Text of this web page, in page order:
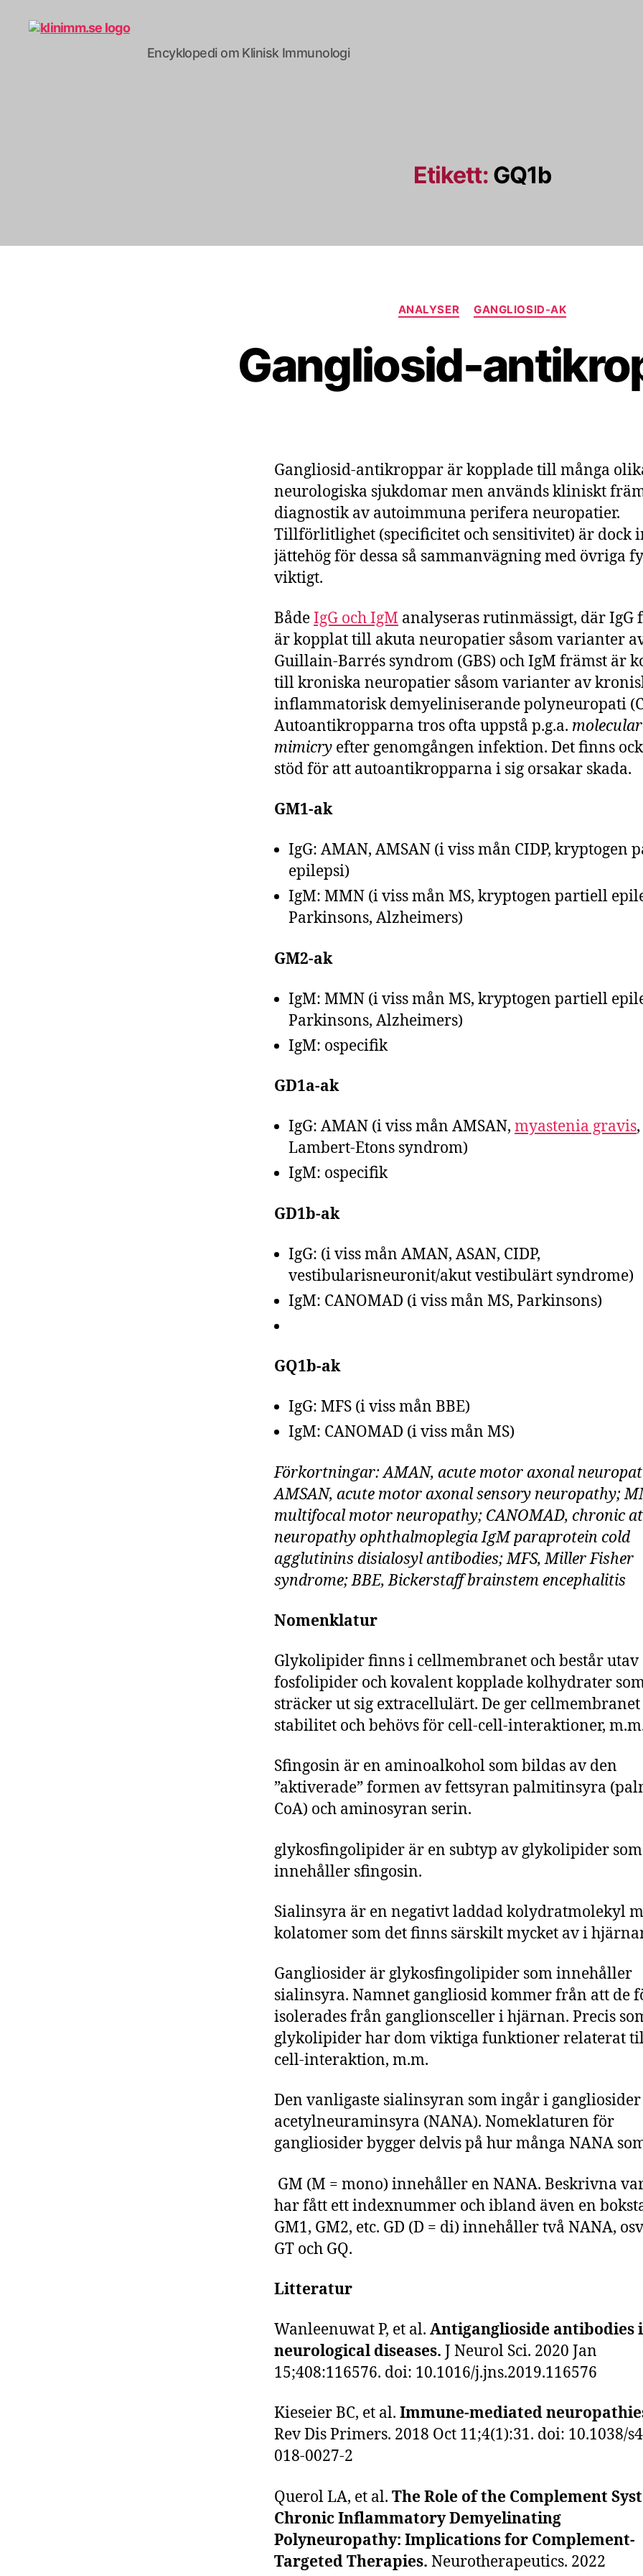
Encyklopedi om Klinisk Immunologi
Etikett: GQ1b
Kategorier
ANALYSER GANGLIOSID-AK
Gangliosid-
Gangliosid-antikroppar är kopplade till många
neurologiska sjukdomar men används kliniskt
diagnostik av autoimmuna perifera neuropatier.
Tillförlitlighet (specificitet och sensitivitet) är dock
jättehög för dessa så sammanvägning med övriga
viktigt.
BådeIgG och IgM analyseras rutinmässigt, där IgG
är kopplat till akuta neuropatier såsom varianter
Guillain-Barrés syndrom (GBS) och IgM främst är
till kroniska neuropatier såsom varianter av
inflammatorisk demyeliniserande polyneuropati
Autoantikropparna tros ofta uppstå p.g.a. molecular
mimicry efter genomgången infektion. Det finns
stöd för att autoantikropparna i sig orsakar skada.
GM1-ak
IgG: AMAN, AMSAN (i viss mån CIDP, kryptogen
epilepsi)
IgM: MMN (i viss mån MS, kryptogen partiell
Parkinsons, Alzheimers)
GM2-ak
IgM: MMN (i viss mån MS, kryptogen partiell
Parkinsons, Alzheimers)
IgM: ospecifik
GD1a-ak
IgG: AMAN (i viss mån AMSAN, myastenia gravis,
Lambert-Etons syndrom)
IgM: ospecifik
GD1b-ak
IgG: (i viss mån AMAN, ASAN, CIDP,
vestibularisneuronit/akut vestibulärt syndrome)
IgM: CANOMAD (i viss mån MS, Parkinsons)
GQ1b-ak
IgG: MFS (i viss mån BBE)
IgM: CANOMAD (i viss mån MS)
Förkortningar: AMAN, acute motor axonal
AMSAN, acute motor axonal sensory neuropathy;
multifocal motor neuropathy; CANOMAD, chronic
neuropathy ophthalmoplegia IgM paraprotein cold
agglutinins disialosyl antibodies; MFS, Miller Fisher
syndrome; BBE, Bickerstaff brainstem encephalitis
Nomenklatur
Glykolipider finns i cellmembranet och består utav
fosfolipider och kovalent kopplade kolhydrater
sträcker ut sig extracellulärt. De ger cellmembranet
stabilitet och behövs för cell-cell-interaktioner,
Sfingosin är en aminoalkohol som bildas av den
”aktiverade” formen av fettsyran palmitinsyra
CoA) och aminosyran serin.
glykosfingolipider är en subtyp av glykolipider som
innehåller sfingosin.
Sialinsyra är en negativt laddad kolydratmolekyl
kolatomer som det finns särskilt mycket av i
Gangliosider är glykosfingolipider som innehåller
sialinsyra. Namnet gangliosid kommer från att de
isolerades från ganglionsceller i hjärnan. Precis
glykolipider har dom viktiga funktioner relaterat
cell-interaktion, m.m.
Den vanligaste sialinsyran som ingår i
acetylneuraminsyra (NANA). Nomeklaturen för
gangliosider bygger delvis på hur många NANA
GM (M = mono) innehåller en NANA. Beskrivna
har fått ett indexnummer och ibland även en
GM1, GM2, etc. GD (D = di) innehåller två NANA,
GT och GQ.
Litteratur
Wanleenuwat P, et al. Antiganglioside antibodies
neurological diseases. J Neurol Sci. 2020 Jan
15;408:116576. doi: 10.1016/j.jns.2019.116576
Kieseier BC, et al. Immune-mediated
Rev Dis Primers. 2018 Oct 11;4(1):31. doi: 10.1038/
018-0027-2
Querol LA, et al. The Role of the Complement
Chronic Inflammatory Demyelinating
Polyneuropathy: Implications for Complement-
Targeted Therapies. Neurotherapeutics. 2022